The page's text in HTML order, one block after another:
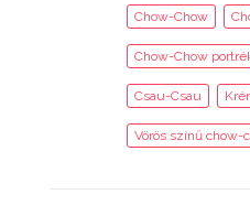
Chow-Chow
Chow-Chow
Csau-Csau
Vörös színű chow-